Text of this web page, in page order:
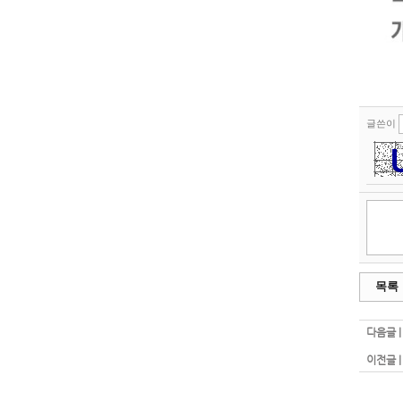
글쓴이
목록
다음글 |
이전글 |